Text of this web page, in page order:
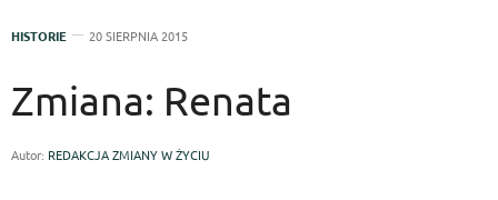
HISTORIE 20 SIERPNIA 2015
Zmiana: Renata
Autor: REDAKCJA ZMIANY W ŻYCIU